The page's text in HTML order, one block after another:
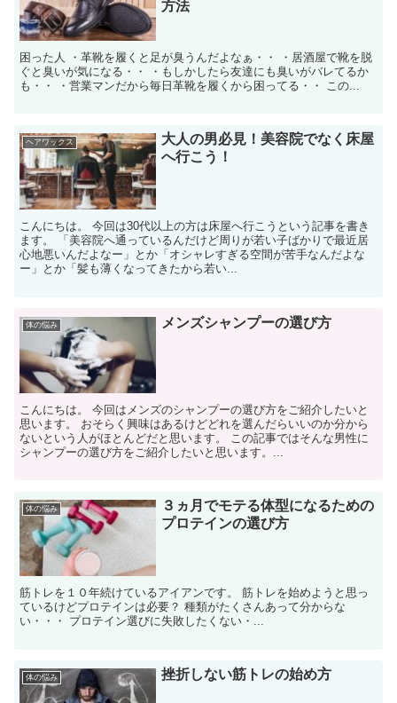
方法
困った人 ・革靴を履くと足が臭うんだよなぁ・・ ・居酒屋で靴を脱
ぐと臭いが気になる・・ ・もしかしたら友達にも臭いがバレてるか
も・・ ・営業マンだから毎日革靴を履くから困ってる・・ この...
ヘアワックス
大人の男必見！美容院でなく床屋
へ行こう！
こんにちは。 今回は30代以上の方は床屋へ行こうという記事を書き
ます。 「美容院へ通っているんだけど周りが若い子ばかりで最近居
心地悪いんだよなー」とか「オシャレすぎる空間が苦手なんだよな
ー」とか「髪も薄くなってきたから若い...
体の悩み メンズシャンプーの選び方
こんにちは。 今回はメンズのシャンプーの選び方をご紹介したいと
思います。 おそらく興味はあるけどどれを選んだらいいのか分から
ないという人がほとんどだと思います。 この記事ではそんな男性に
シャンプーの選び方をご紹介したいと思います。...
体の悩み
３ヵ月でモテる体型になるための
プロテインの選び方
筋トレを１０年続けているアイアンです。 筋トレを始めようと思っ
ているけどプロテインは必要？ 種類がたくさんあって分からな
い・・・ プロテイン選びに失敗したくない・...
体の悩み 挫折しない筋トレの始め方